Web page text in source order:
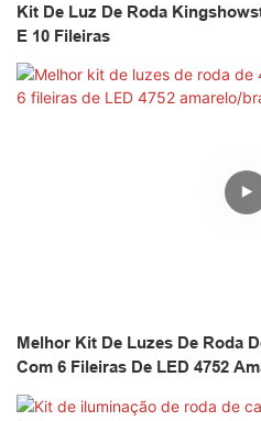
Kit De Luz De Roda
E 10 Fileiras
Melhor Kit De Luzes De Roda
Com 6 Fileiras De LED 4752
Kingshowstar